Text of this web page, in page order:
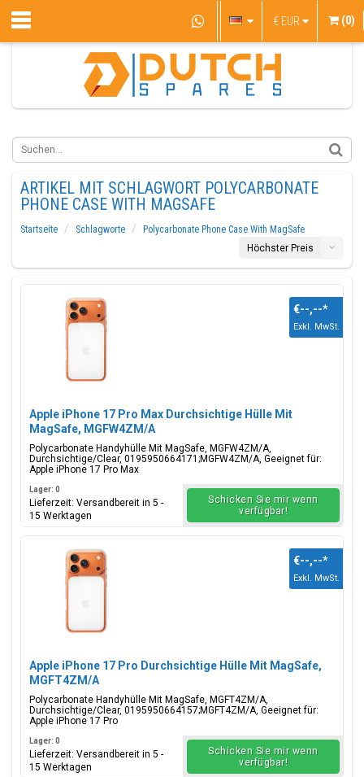
€ EUR (0)
ARTIKEL MIT SCHLAGWORT POLYCARBONATE
PHONE CASE WITH MAGSAFE
Startseite Schlagworte
Polycarbonate Phone Case With MagSafe
Höchster Preis
Apple iPhone 17 Pro Max Durchsichtige Hülle Mit
MagSafe, MGFW4ZM/A
Polycarbonate Handyhülle Mit MagSafe, MGFW4ZM/A,
Durchsichtige/Clear, 0195950664171;MGFW4ZM/A, Geeignet für:
Apple iPhone 17 Pro Max
€--,--*
Exkl. MwSt.
Lager: 0
Lieferzeit: Versandbereit in 5 -
15 Werktagen
Schicken Sie mir wenn
verfügbar!
Apple iPhone 17 Pro Durchsichtige Hülle Mit MagSafe,
MGFT4ZM/A
Polycarbonate Handyhülle Mit MagSafe, MGFT4ZM/A,
Durchsichtige/Clear, 0195950664157;MGFT4ZM/A, Geeignet für:
Apple iPhone 17 Pro
€--,--*
Exkl. MwSt.
Lager: 0
Lieferzeit: Versandbereit in 5 -
15 Werktagen
Schicken Sie mir wenn
verfügbar!